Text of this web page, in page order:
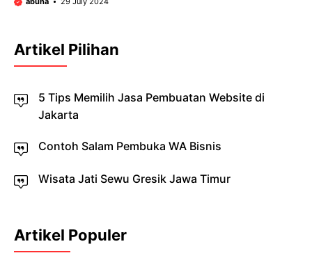
Artikel Pilihan
5 Tips Memilih Jasa Pembuatan Website di
Jakarta
Contoh Salam Pembuka WA Bisnis
Wisata Jati Sewu Gresik Jawa Timur
Artikel Populer